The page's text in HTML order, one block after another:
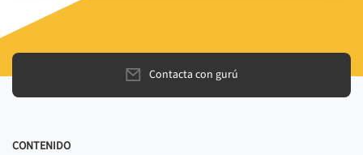
Contacta con gurú
CONTENIDO